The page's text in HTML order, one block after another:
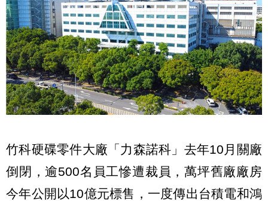
竹科硬碟零件大廠「力森諾科」去年10月關廠
倒閉，逾500名員工慘遭裁員，萬坪舊廠廠房
今年公開以10億元標售，一度傳出台積電和鴻